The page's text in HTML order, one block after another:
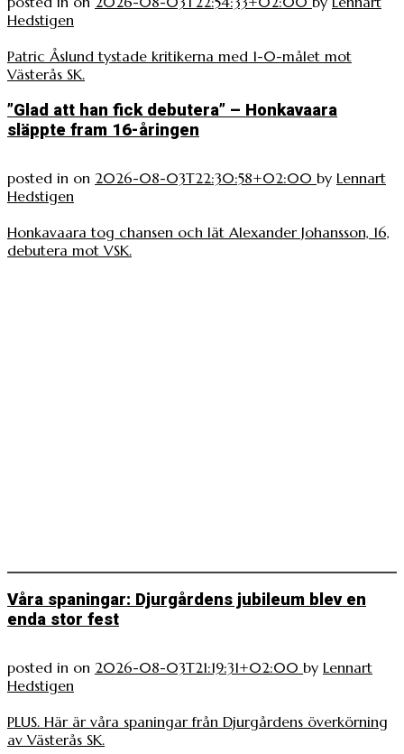
Hedstigen
Patric Åslund tystade kritikerna med 1-0-målet mot
Västerås SK.
”Glad att han fick debutera” – Honkavaara
släppte fram 16-åringen
posted in on 2026-08-03T22:30:58+02:00 by Lennart
Hedstigen
Honkavaara tog chansen och lät Alexander Johansson, 16,
debutera mot VSK.
Våra spaningar: Djurgårdens jubileum blev en
enda stor fest
posted in on 2026-08-03T21:19:31+02:00 by Lennart
Hedstigen
PLUS. Här är våra spaningar från Djurgårdens överkörning
av Västerås SK.